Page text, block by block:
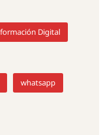
Digital
whatsapp